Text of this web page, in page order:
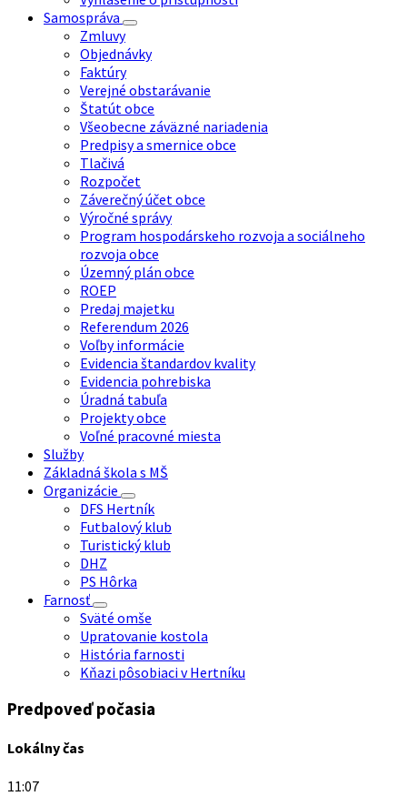
Samospráva
Zmluvy
Objednávky
Faktúry
Verejné obstarávanie
Štatút obce
Všeobecne záväzné nariadenia
Predpisy a smernice obce
Tlačivá
Rozpočet
Záverečný účet obce
Výročné správy
Program hospodárskeho rozvoja a sociálneho
rozvoja obce
Územný plán obce
ROEP
Predaj majetku
Referendum 2026
Voľby informácie
Evidencia štandardov kvality
Evidencia pohrebiska
Úradná tabuľa
Projekty obce
Voľné pracovné miesta
Služby
Základná škola s MŠ
Organizácie
DFS Hertník
Futbalový klub
Turistický klub
DHZ
PS Hôrka
Farnosť
Sväté omše
Upratovanie kostola
História farnosti
Kňazi pôsobiaci v Hertníku
Predpoveď počasia
Lokálny čas
11:07